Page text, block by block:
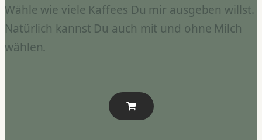
Wähle wie viele Kaffees Du mir ausgeben willst.
Natürlich kannst Du auch mit und ohne Milch
wählen.